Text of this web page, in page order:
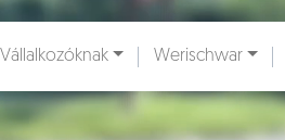
Vállalkozóknak Werischwar